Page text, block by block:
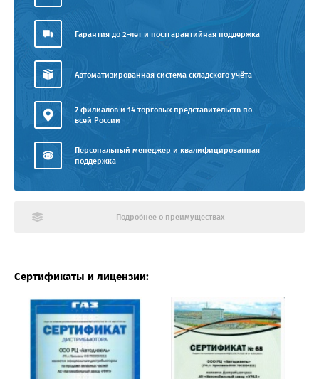
Гарантия до 2-лет и постгарантийная поддержка
Автоматизированная система складского учёта
7 филиалов и 14 торговых представительств по
всей России
Персональный менеджер и квалифицированная
поддержка
Подробнее о преимуществах
Сертификаты и лицензии: